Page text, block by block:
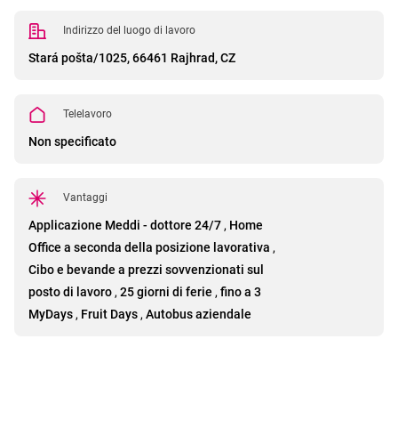
Indirizzo del luogo di lavoro
Stará pošta/1025, 66461 Rajhrad, CZ
Telelavoro
Non specificato
Vantaggi
Applicazione Meddi - dottore 24/7 , Home
Office a seconda della posizione lavorativa ,
Cibo e bevande a prezzi sovvenzionati sul
posto di lavoro , 25 giorni di ferie , fino a 3
MyDays , Fruit Days , Autobus aziendale